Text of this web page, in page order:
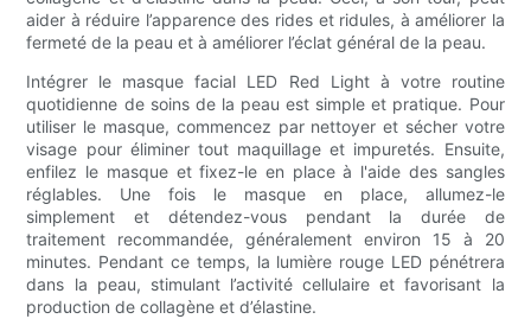
aider à réduire l’apparence des rides et ridules, à améliorer la
fermeté de la peau et à améliorer l’éclat général de la peau.
Intégrer le masque facial LED Red Light à votre routine
quotidienne de soins de la peau est simple et pratique. Pour
utiliser le masque, commencez par nettoyer et sécher votre
visage pour éliminer tout maquillage et impuretés. Ensuite,
enfilez le masque et fixez-le en place à l'aide des sangles
réglables. Une fois le masque en place, allumez-le
simplement et détendez-vous pendant la durée de
traitement recommandée, généralement environ 15 à 20
minutes. Pendant ce temps, la lumière rouge LED pénétrera
dans la peau, stimulant l’activité cellulaire et favorisant la
production de collagène et d’élastine.